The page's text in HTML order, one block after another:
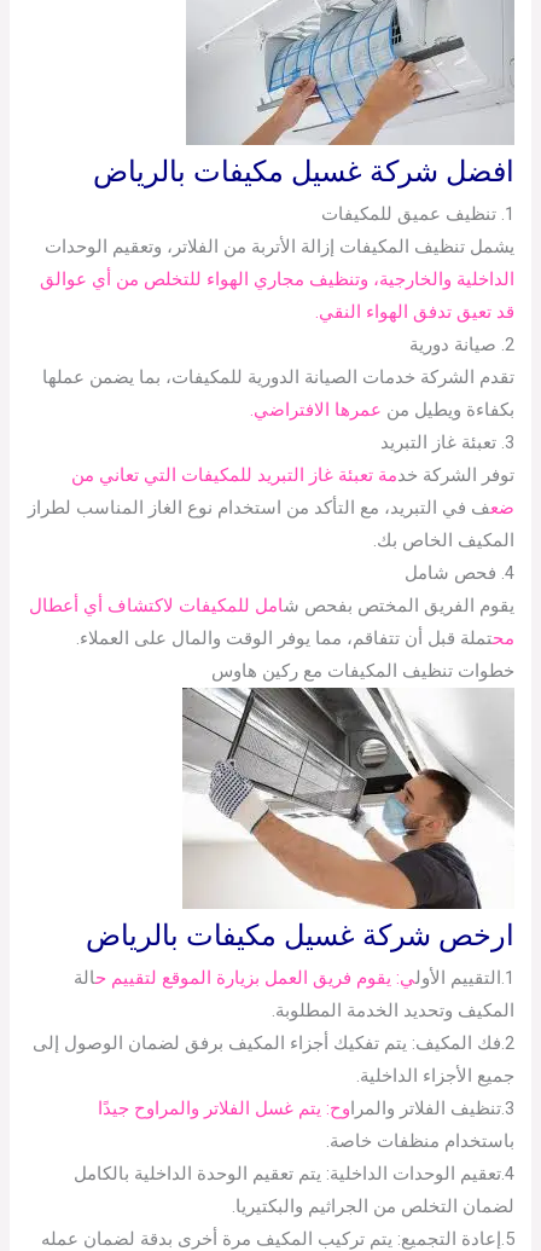
افضل شركة غسيل مكيفات بالرياض
1. تنظيف عميق للمكيفات
يشمل تنظيف المكيفات إزالة الأتربة من الفلاتر، وتعقيم الوحدات
الداخلية والخارجية، وتنظيف مجاري الهواء للتخلص من أي عوالق
قد تعيق تدفق الهواء النقي.
2. صيانة دورية
تقدم الشركة خدمات الصيانة الدورية للمكيفات، بما يضمن عملها
بكفاءة ويطيل من عمرها الافتراضي.
3. تعبئة غاز التبريد
توفر الشركة خدمة تعبئة غاز التبريد للمكيفات التي تعاني من
ضعف في التبريد، مع التأكد من استخدام نوع الغاز المناسب لطراز
المكيف الخاص بك.
4. فحص شامل
يقوم الفريق المختص بفحص شامل للمكيفات لاكتشاف أي أعطال
محتملة قبل أن تتفاقم، مما يوفر الوقت والمال على العملاء.
خطوات تنظيف المكيفات مع ركين هاوس
ارخص شركة غسيل مكيفات بالرياض
1.التقييم الأول ي: يقوم فريق العمل بزيارة الموقع لتقييم حالة
المكيف وتحديد الخدمة المطلوبة.
2.فك المكيف: يتم تفكيك أجزاء المكيف برفق لضمان الوصول إلى
جميع الأجزاء الداخلية.
3.تنظيف الفلاتر والمرا
وح: يتم غسل الفلاتر والمراوح جيدًا
باستخدام منظفات خاصة.
4.تعقيم الوحدات الداخلية: يتم تعقيم الوحدة الداخلية بالكامل
لضمان التخلص من الجراثيم والبكتيريا.
5.إعادة التجميع: يتم تركيب المكيف مرة أخرى بدقة لضمان عمله